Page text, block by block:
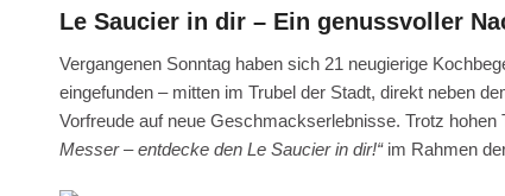
Le Saucier in dir – Ein genussvoller
Vergangenen Sonntag haben sich 21 neugierige
eingefunden – mitten im Trubel der Stadt, direkt neben
Vorfreude auf neue Geschmackserlebnisse. Trotz
Messer – entdecke den Le Saucier in dir!“im Rahmen